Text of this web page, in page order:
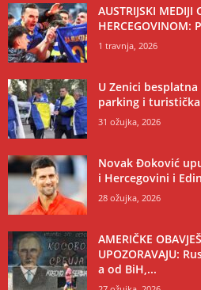
AUSTRIJSKI MEDIJI
1 travnja, 2026
U Zenici
parking i
31 ožujka, 2026
Novak Đoković
i Hercegovini i
28 ožujka, 2026
AMERIČKE
UPOZORAVAJU:
a od BiH,...